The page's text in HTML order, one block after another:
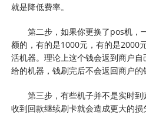
就是降低费率。
第二步，如果你更换了pos机，
额的，有的是1000元，有的是2000
活机器。理论上这个钱会返到商户
给的机器，钱刷完后不会返回商户的
第三步，有些机子并不是实时
收到回款继续刷卡就会造成更大的损